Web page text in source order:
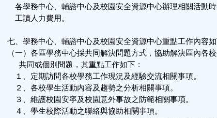
各學務中心、輔諮中心及校園安全資源中心辦理相關活動
工讀人力費用。
七、學務中心、輔諮中心及校園安全資源中心重點工作內容
（一）各區學務中心採共同解決問題方式，協助解決區內各
共同或個別問題，其重點工作如下：
１、定期訪問各校學務工作現況及經驗交流相關事項。
２、各校學生活動內容及趨勢之分析相關事項。
３、維護校園安寧及校園意外事故之防範相關事項。
４、學生校際活動之聯絡與協助相關事項。